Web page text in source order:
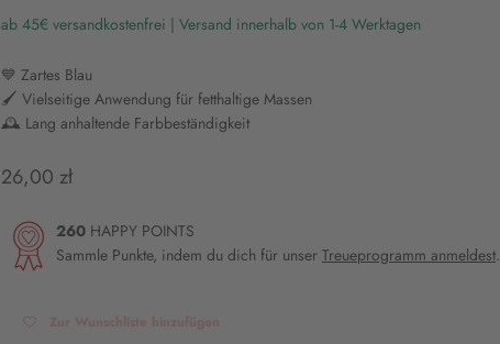
ab 45€ versandkostenfrei | Versand innerhalb von 1-4 Werktagen
💙 Zartes Blau
🖌️ Vielseitige Anwendung für fetthaltige Massen
🕰️ Lang anhaltende Farbbeständigkeit
Angebot
26,00 zł
260 HAPPY POINTS
Sammle Punkte, indem du dich für unser Treueprogramm anmeldest.